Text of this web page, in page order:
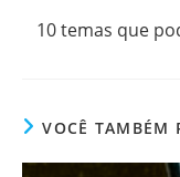
10 temas que
VOCÊ TAMBÉM